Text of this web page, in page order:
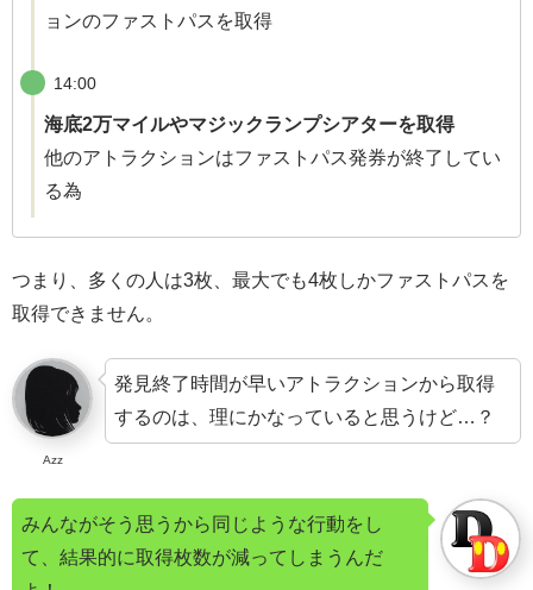
ョンのファストパスを取得
14:00
海底2万マイルやマジックランプシアターを取得
他のアトラクションはファストパス発券が終了してい
る為
つまり、多くの人は3枚、最大でも4枚しかファストパスを
取得できません。
Azz
発見終了時間が早いアトラクションから取得
するのは、理にかなっていると思うけど…？
みんながそう思うから同じような行動をし
て、結果的に取得枚数が減ってしまうんだ